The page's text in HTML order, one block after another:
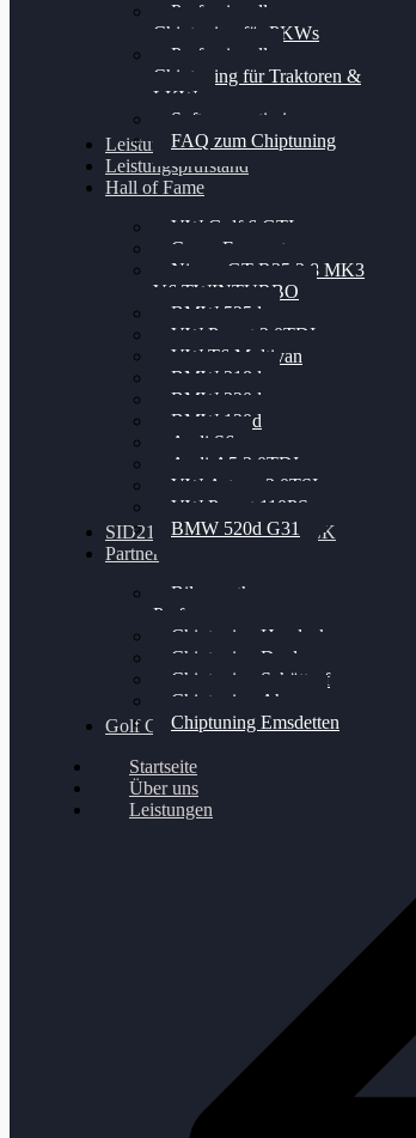
Professionelles
Chiptuning für PKWs
Professionelles
Chiptuning für Traktoren &
LKW
Softwareoptimierung
FAQ zum Chiptuning
Leistungsmessung
Leistungsprüfstand
Hall of Fame
VW Golf 6 GTI
Cupra Formentor
Nissan GT-R35 3.8 MK3
V6 TWINTURBO
BMW 525d
VW Passat 2.0TDI
VW T6 Multivan
BMW 318d
BMW 320d
BMW 120d
Audi S6
Audi A5 3.0TDI
VW Arteon 2.0TSI
VW Passat 110PS
BMW 520d G31
SID212 / 212EVO UNLOCK
Partner
Bilgenroth
Performance
Chiptuning Herzlacke
Chiptuning Duelmen
Chiptuning Schüttorf
Chiptuning Ahaus
Chiptuning Emsdetten
Golf Gewinnspiel
Startseite
Über uns
Leistungen